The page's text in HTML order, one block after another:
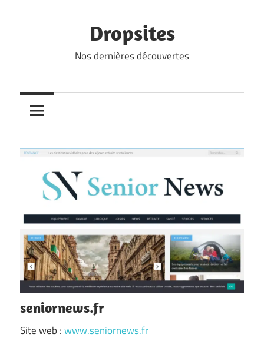
Dropsites
Nos dernières découvertes
seniornews.fr
Site web :www.seniornews.fr